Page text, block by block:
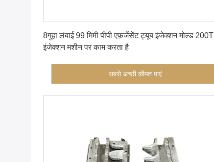
8गुहा लंबाई 99 मिमी पीपी एफ़र्जेसेंट ट्यूब इंजेक्शन मोल्ड 200T
इंजेक्शन मशीन पर काम करता है
सबसे अच्छी कीमत पाएं